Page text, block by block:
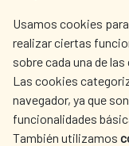
Usamos cookies
realizar ciertas
sobre cada una de
Las cookies
navegador, ya que
funcionalidades
También utilizamos
AECID
SPANISH
ACTION
CULTURE AND